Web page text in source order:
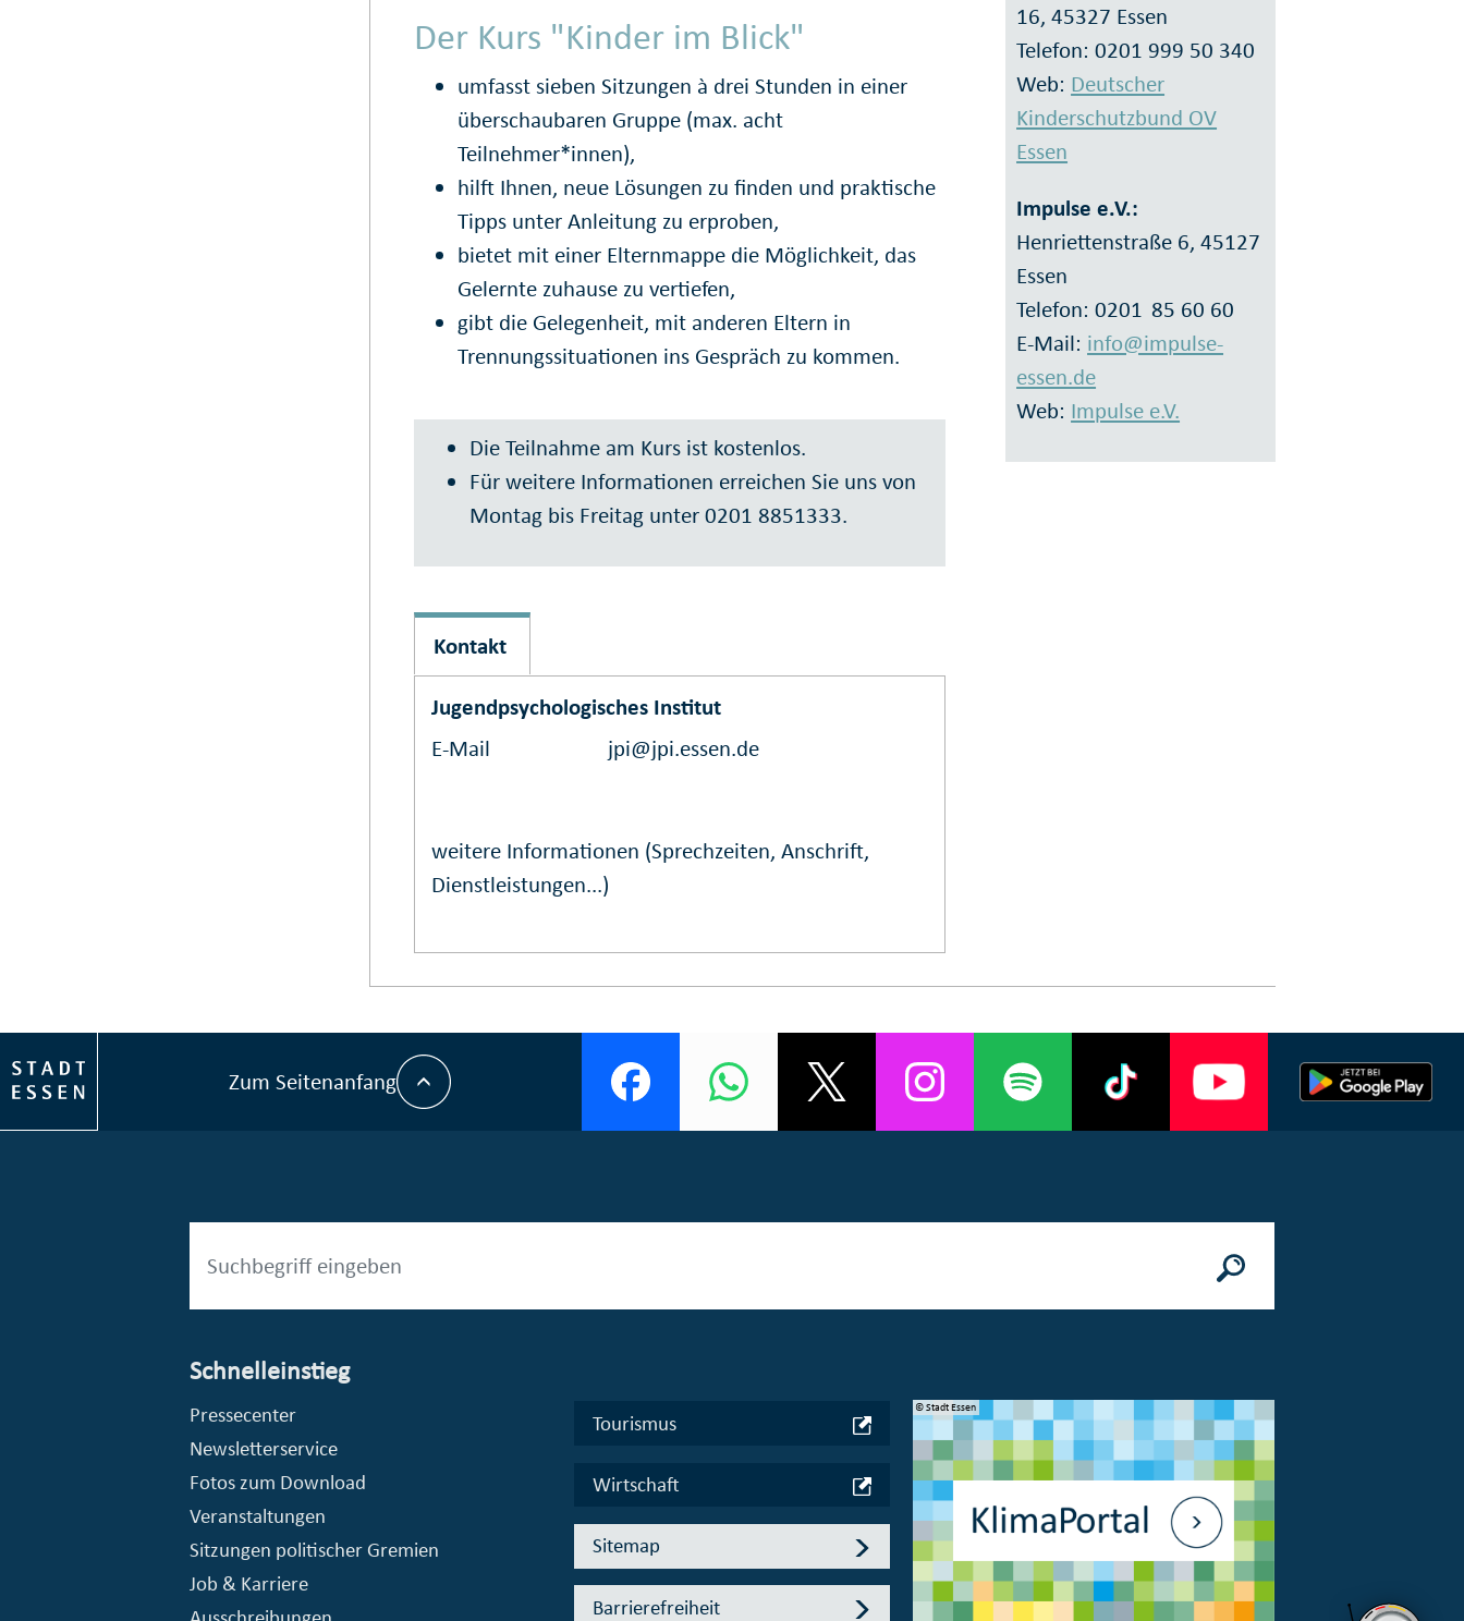
Der Kurs "Kinder im Blick"
umfasst sieben Sitzungen à drei Stunden in einer
überschaubaren Gruppe (max. acht
Teilnehmer*innen),
hilft Ihnen, neue Lösungen zu finden und praktische
Tipps unter Anleitung zu erproben,
bietet mit einer Elternmappe die Möglichkeit, das
Gelernte zuhause zu vertiefen,
gibt die Gelegenheit, mit anderen Eltern in
Trennungssituationen ins Gespräch zu kommen.
Die Teilnahme am Kurs ist kostenlos.
Für weitere Informationen erreichen Sie uns von
Montag bis Freitag unter 0201 8851333.
Kontakt
Jugendpsychologisches Institut
E-Mail
jpi@jpi.essen.de
weitere Informationen (Sprechzeiten, Anschrift,
Dienstleistungen...)
16, 45327 Essen
Telefon: 0201 999 50 340
Web: Deutscher
Kinderschutzbund OV
Essen
Impulse e.V.:
Henriettenstraße 6, 45127
Essen
Telefon: 0201 85 60 60
E-Mail: info@impulse-
essen.de
Web: Impulse e.V.
Zum Seitenanfang
Schnelleinstieg
Pressecenter
Newsletterservice
Fotos zum Download
Veranstaltungen
Sitzungen politischer Gremien
Job & Karriere
Tourismus
Wirtschaft
Sitemap
Barrierefreiheit
© Stadt Essen, Presse- und Kommunikationsamt © Stadt Essen